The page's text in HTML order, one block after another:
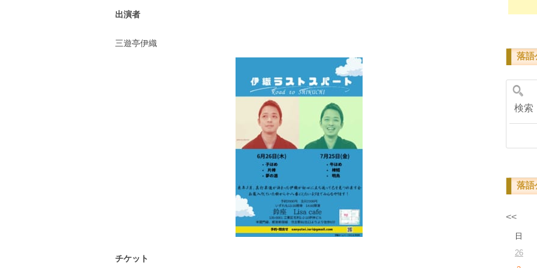
出演者
三遊亭伊織
チケット
落語
落語
<<
日
26